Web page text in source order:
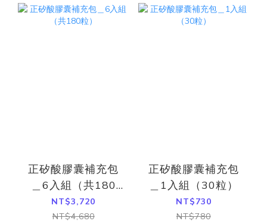
正矽酸膠囊補充包
＿6入組（共180
粒）
NT$3,720
NT$4,680
正矽酸膠囊補充包
＿1入組（30粒）
NT$730
NT$780